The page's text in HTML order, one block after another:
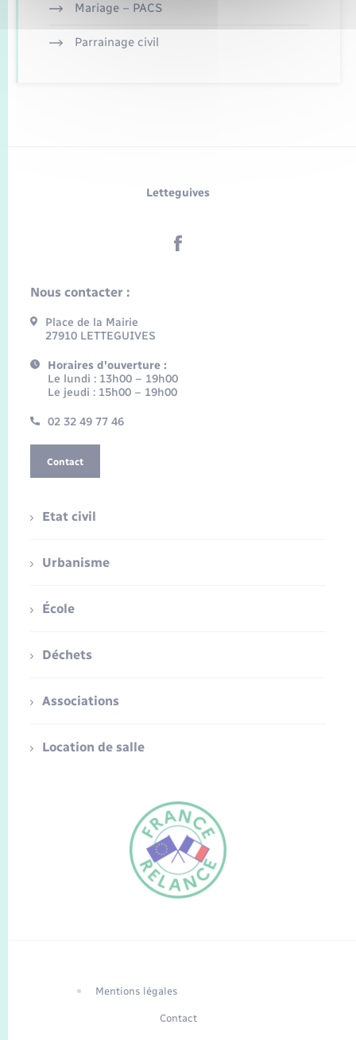
Mariage – PACS
Parrainage civil
Letteguives
Nous contacter :
Place de la Mairie
27910 LETTEGUIVES
Horaires d'ouverture :
Le lundi : 13h00 – 19h00
Le jeudi : 15h00 – 19h00
02 32 49 77 46
Contact
Etat civil
Urbanisme
École
Déchets
Associations
Location de salle
Mentions légales
Contact